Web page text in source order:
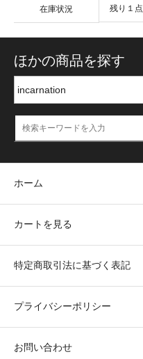
在庫状況 残り１点
ほかの商品を探す
ホーム
カートを見る
特定商取引法に基づく表記
プライバシーポリシー
お問い合わせ